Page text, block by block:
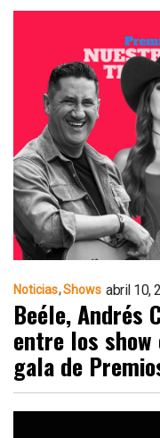
Noticias Shows abril 10,
Beéle, Andrés
entre los
gala de